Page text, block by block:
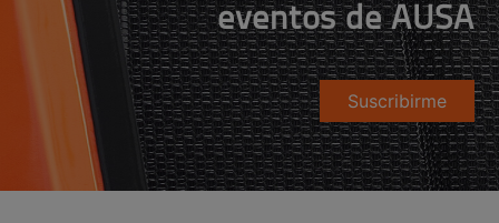
eventos de AUSA
Suscribirme